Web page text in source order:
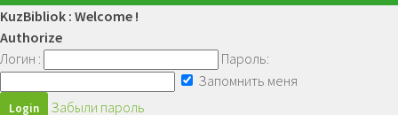
KuzBibliok : Welcome !
Authorize
Логин :
Пароль:
Запомнить меня
Забыли пароль